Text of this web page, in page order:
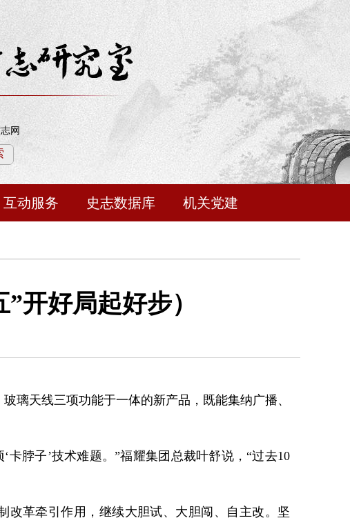
网
互动服务 史志数据库 机关党建
开好局起好步）
天线三项功能于一体的新产品，既能集纳广播、
脖子’技术难题。”福耀集团总裁叶舒说，“过去10
革牵引作用，继续大胆试、大胆闯、自主改。坚